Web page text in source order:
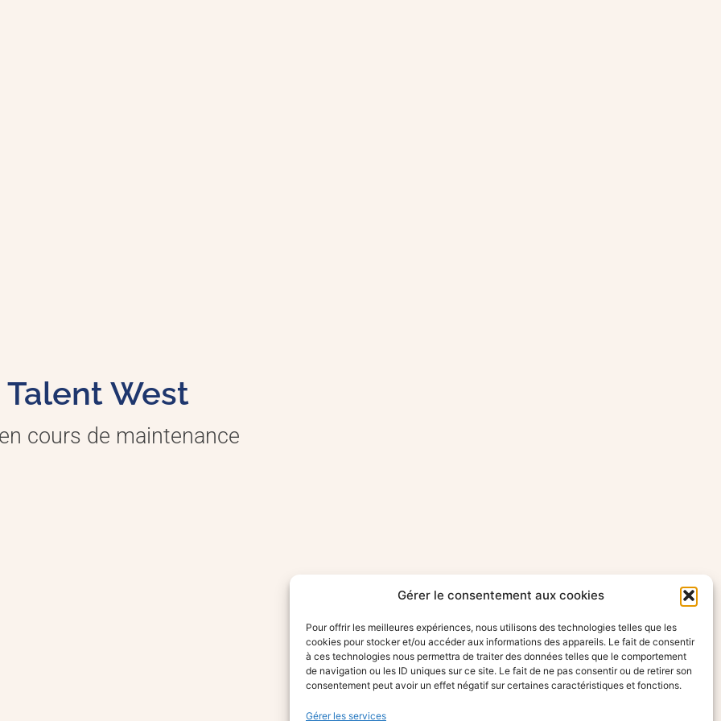
Gérer le consentement aux cookies
Pour offrir les meilleures expériences, nous utilisons des technologies telles que les
cookies pour stocker et/ou accéder aux informations des appareils. Le fait de consentir
à ces technologies nous permettra de traiter des données telles que le comportement
de navigation ou les ID uniques sur ce site. Le fait de ne pas consentir ou de retirer son
consentement peut avoir un effet négatif sur certaines caractéristiques et fonctions.
Gérer les services
Talent West
cours de maintenance